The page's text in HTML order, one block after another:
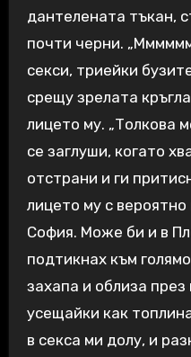
дантелената тъкан,
почти черни.
секси, триейки
срещу зрелата
лицето му. „Толкова
се заглуши, когато
отстрани и ги
лицето му с
София. Може би и в
подтикнах към
захапа и облиза
усещайки как
в секса ми долу, и